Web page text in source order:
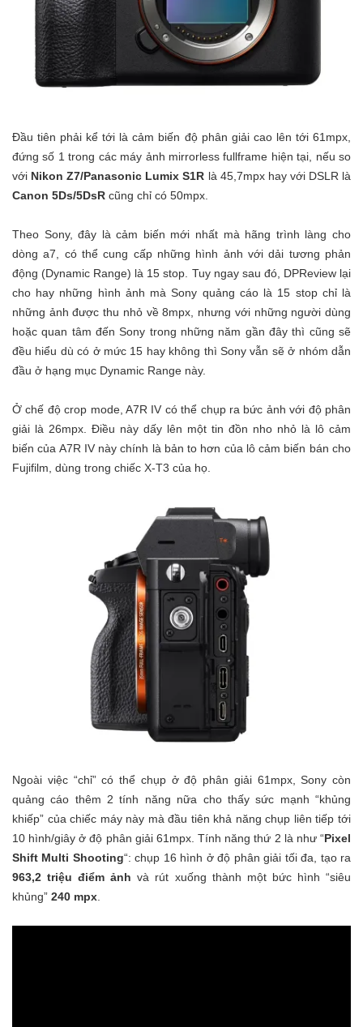
Đầu tiên phải kể tới là cảm biến độ phân giải cao lên tới 61mpx,
đứng số 1 trong các máy ảnh mirrorless fullframe hiện tại, nếu so
với Nikon Z7/Panasonic Lumix S1R là 45,7mpx hay với DSLR là
Canon 5Ds/5DsR cũng chỉ có 50mpx.
Theo Sony, đây là cảm biến mới nhất mà hãng trình làng cho
dòng a7, có thể cung cấp những hình ảnh với dải tương phản
động (Dynamic Range) là 15 stop. Tuy ngay sau đó, DPReview lại
cho hay những hình ảnh mà Sony quảng cáo là 15 stop chỉ là
những ảnh được thu nhỏ về 8mpx, nhưng với những người dùng
hoặc quan tâm đến Sony trong những năm gần đây thì cũng sẽ
đều hiểu dù có ở mức 15 hay không thì Sony vẫn sẽ ở nhóm dẫn
đầu ở hạng mục Dynamic Range này.
Ở chế độ crop mode, A7R IV có thể chụp ra bức ảnh với độ phân
giải là 26mpx. Điều này dấy lên một tin đồn nho nhỏ là lô cảm
biến của A7R IV này chính là bản to hơn của lô cảm biến bán cho
Fujifilm, dùng trong chiếc X-T3 của họ.
Ngoài việc “chỉ” có thể chụp ở độ phân giải 61mpx, Sony còn
quảng cáo thêm 2 tính năng nữa cho thấy sức mạnh “khủng
khiếp” của chiếc máy này mà đầu tiên khả năng chụp liên tiếp tới
10 hình/giây ở độ phân giải 61mpx. Tính năng thứ 2 là như “Pixel
Shift Multi Shooting“: chụp 16 hình ở độ phân giải tối đa, tạo ra
963,2 triệu điểm ảnh và rút xuống thành một bức hình “siêu
khủng” 240 mpx